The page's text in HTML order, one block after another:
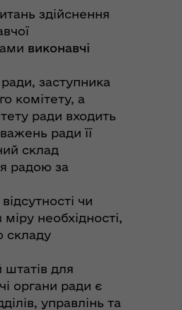
здійснення
виконавчі
заступника
комітету, а
ради входить
ради її
склад
радою за
чи
необхідності,
складу
для
органи ради є
управлінь та